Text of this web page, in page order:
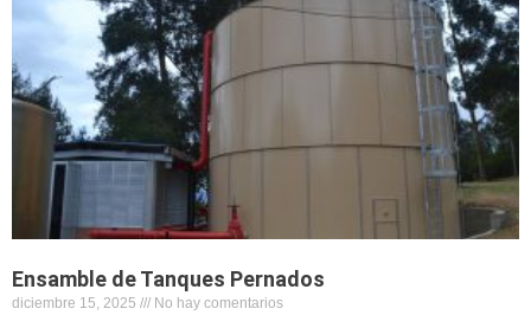
Ensamble de Tanques Pernados
diciembre 15, 2025 No hay comentarios